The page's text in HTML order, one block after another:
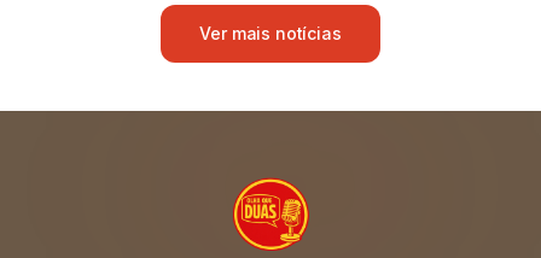
Ver mais notícias